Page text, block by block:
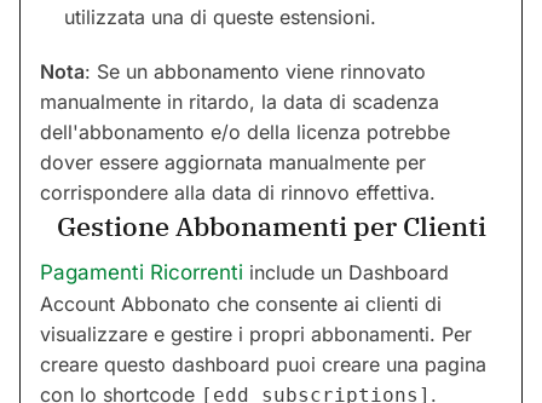
utilizzata una di queste estensioni.
Nota: Se un abbonamento viene rinnovato
manualmente in ritardo, la data di scadenza
dell'abbonamento e/o della licenza potrebbe
dover essere aggiornata manualmente per
corrispondere alla data di rinnovo effettiva.
Gestione Abbonamenti per Clienti
Pagamenti Ricorrenti include un Dashboard
Account Abbonato che consente ai clienti di
visualizzare e gestire i propri abbonamenti. Per
creare questo dashboard puoi creare una pagina
con lo shortcode [edd_subscriptions] .